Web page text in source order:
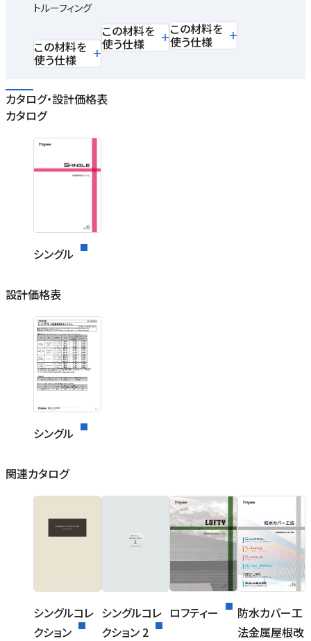
トルーフィング
この材料を
使う仕様
この材料を
使う仕様
この材料を
使う仕様
カタログ・設計価格表
カタログ
シングル
設計価格表
シングル
関連カタログ
シングルコレ
クション
シングルコレ
クション 2
ロフティー
防水カバー工
法金属屋根改